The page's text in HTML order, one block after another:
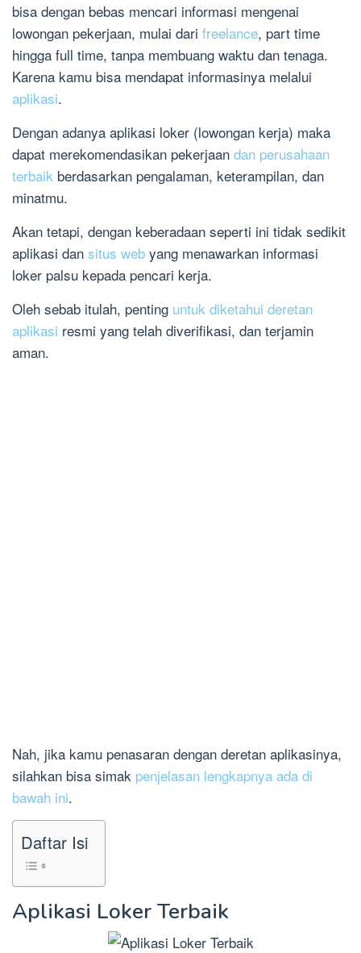
bisa dengan bebas mencari informasi mengenai
lowongan pekerjaan, mulai dari freelance, part time
hingga full time, tanpa membuang waktu dan tenaga.
Karena kamu bisa mendapat informasinya melalui
aplikasi.
Dengan adanya aplikasi loker (lowongan kerja) maka
dapat merekomendasikan pekerjaan dan perusahaan
terbaik berdasarkan pengalaman, keterampilan, dan
minatmu.
Akan tetapi, dengan keberadaan seperti ini tidak sedikit
aplikasi dan situs web yang menawarkan informasi
loker palsu kepada pencari kerja.
Oleh sebab itulah, penting untuk diketahui deretan
aplikasi resmi yang telah diverifikasi, dan terjamin
aman.
Nah, jika kamu penasaran dengan deretan aplikasinya,
silahkan bisa simak penjelasan lengkapnya ada di
bawah ini.
Daftar Isi
Aplikasi Loker Terbaik